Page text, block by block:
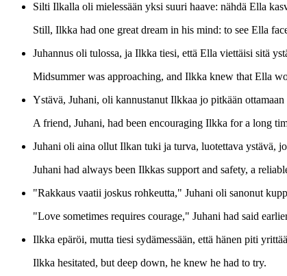
Silti Ilkalla oli mielessään yksi suuri haave: nähdä Ella
Still, Ilkka had one great dream in his mind: to see Ella
Juhannus oli tulossa, ja Ilkka tiesi, että Ella viettäisi sitä
Midsummer was approaching, and Ilkka knew that Ella
Ystävä, Juhani, oli kannustanut Ilkkaa jo pitkään
A friend, Juhani, had been encouraging Ilkka for a long
Juhani oli aina ollut Ilkan tuki ja turva, luotettava ystävä,
Juhani had always been Ilkkas support and safety, a
"Rakkaus vaatii joskus rohkeutta," Juhani oli sanonut
"Love sometimes requires courage," Juhani had said
Ilkka epäröi, mutta tiesi sydämessään, että hänen piti
Ilkka hesitated, but deep down, he knew he had to try.